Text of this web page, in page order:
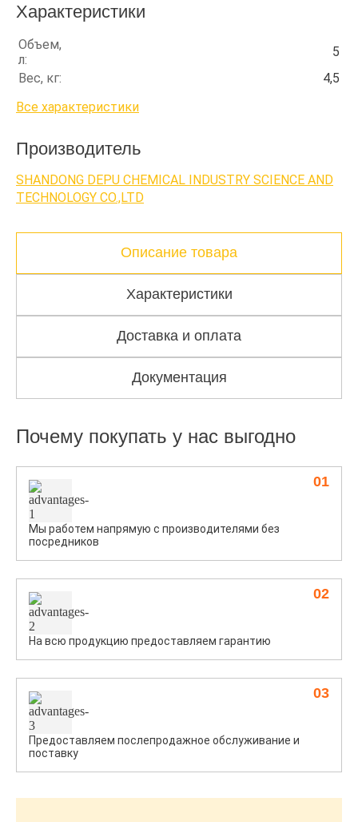
Характеристики
Объем,
л:
5
Вес, кг:
4,5
Все характеристики
Производитель
SHANDONG DEPU CHEMICAL INDUSTRY SCIENCE AND
TECHNOLOGY CO.,LTD
Описание товара
Характеристики
Доставка и оплата
Документация
Почему покупать у нас выгодно
Мы работем напрямую с производителями без
посредников
01
На всю продукцию предоставляем гарантию
02
Предоставляем послепродажное обслуживание и
поставку
03